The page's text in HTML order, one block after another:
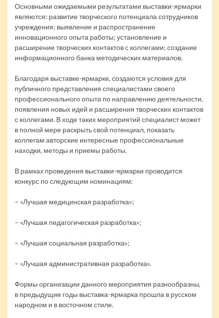
Основными ожидаемыми результатами выставки-ярмарки
являются: развитие творческого потенциала сотрудников
учреждения; выявление и распространение
инновационного опыта работы; установление и
расширение творческих контактов с коллегами; создание
информационного банка методических материалов.
Благодаря выставке-ярмарке, создаются условия для
публичного представления специалистами своего
профессионального опыта по направлению деятельности,
появления новых идей и расширения творческих контактов
с коллегами. В ходе таких мероприятий специалист может
в полной мере раскрыть свой потенциал, показать
коллегам авторские интересные профессиональные
находки, методы и приемы работы.
В рамках проведения выставки-ярмарки проводится
конкурс по следующим номинациям:
– «Лучшая медицинская разработка»;
– «Лучшая педагогическая разработка»;
– «Лучшая социальная разработка»;
– «Лучшая административная разработка».
Формы организации данного мероприятия разнообразны,
в предыдущие годы выставка-ярмарка прошла в русском
народном и в восточном стиле.